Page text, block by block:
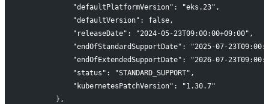
            "defaultPlatformVersion": "eks.23",
            "defaultVersion": false,
            "releaseDate": "2024-05-23T09:00:00+09:00",
"endOfStandardSupportDate": "2025-07-
"endOfExtendedSupportDate": "2026-07-
            "status": "STANDARD_SUPPORT",
            "kubernetesPatchVersion": "1.30.7"
        },